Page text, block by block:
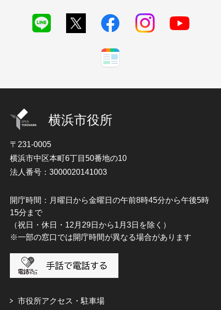
横浜市役所
〒231-0005
横浜市中区本町6丁目50番地の10
法人番号：3000020141003
開庁時間：月曜日から金曜日の午前8時45分から午後5時
15分まで
（祝日・休日・12月29日から1月3日を除く）
※一部の窓口では開庁時間が異なる場合があります
市役所アクセス・駐車場